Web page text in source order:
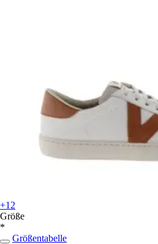
+12
Größe
*
Größentabelle